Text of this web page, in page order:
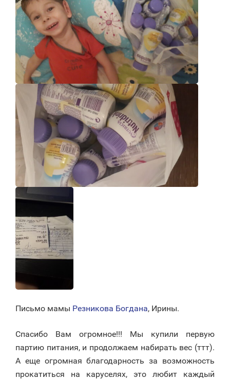
Письмо мамы Резникова Богдана, Ирины.
Спасибо Вам огромное!!! Мы купили первую
партию питания, и продолжаем набирать вес (ттт).
А еще огромная благодарность за возможность
прокатиться на каруселях, это любит каждый